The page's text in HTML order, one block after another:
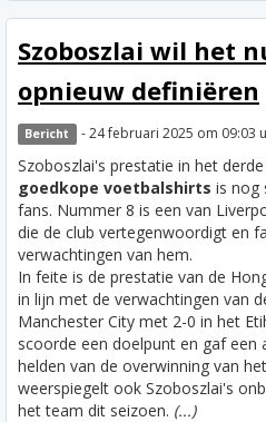
Szoboszlai wil het
opnieuw definiëren
Bericht - 24 februari 2025 om 09:03
Szoboszlai's prestatie in het
goedkope voetbalshirts is nog
fans. Nummer 8 is een van
die de club vertegenwoordigt en
verwachtingen van hem.
In feite is de prestatie van de
in lijn met de verwachtingen van
Manchester City met 2-0 in het
scoorde een doelpunt en gaf een
helden van de overwinning van
weerspiegelt ook Szoboszlai's
het team dit seizoen. (...)